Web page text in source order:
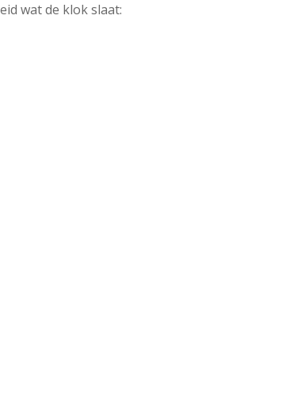
wat de klok slaat: